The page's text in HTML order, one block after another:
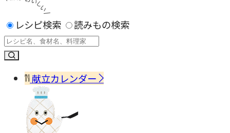
レシピ検索 読みもの検索
献立カレンダー